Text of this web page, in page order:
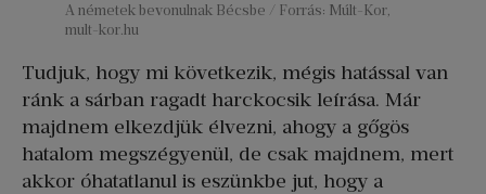
A németek bevonulnak Bécsbe / Forrás: Múlt-Kor,
mult-kor.hu
Tudjuk, hogy mi következik, mégis hatással van
ránk a sárban ragadt harckocsik leírása. Már
majdnem elkezdjük élvezni, ahogy a gőgös
hatalom megszégyenül, de csak majdnem, mert
akkor óhatatlanul is eszünkbe jut, hogy a